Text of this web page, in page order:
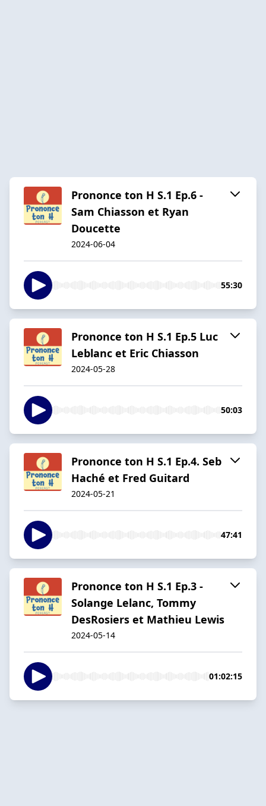
Prononce ton H S.1 Ep.6 -
Sam Chiasson et Ryan
Doucette
2024-06-04
55:30
Prononce ton H S.1 Ep.5 Luc
Leblanc et Eric Chiasson
2024-05-28
50:03
Prononce ton H S.1 Ep.4. Seb
Haché et Fred Guitard
2024-05-21
47:41
Prononce ton H S.1 Ep.3 -
Solange Lelanc, Tommy
DesRosiers et Mathieu Lewis
2024-05-14
01:02:15